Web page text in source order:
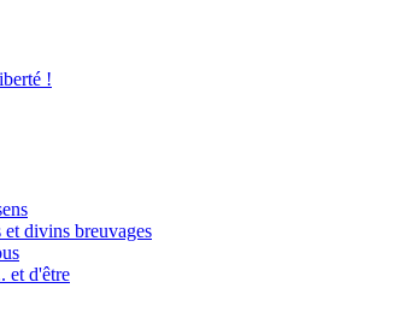
!
divins breuvages
et d'être